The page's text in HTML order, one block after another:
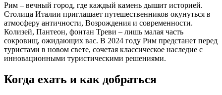
Рим – вечный город, где каждый камень дышит историей.
Столица Италии приглашает путешественников окунуться в
атмосферу античности, Возрождения и современности.
Колизей, Пантеон, фонтан Треви – лишь малая часть
сокровищ, ожидающих вас. В 2024 году Рим предстанет перед
туристами в новом свете, сочетая классическое наследие с
инновационными туристическими решениями.
Когда ехать и как добраться